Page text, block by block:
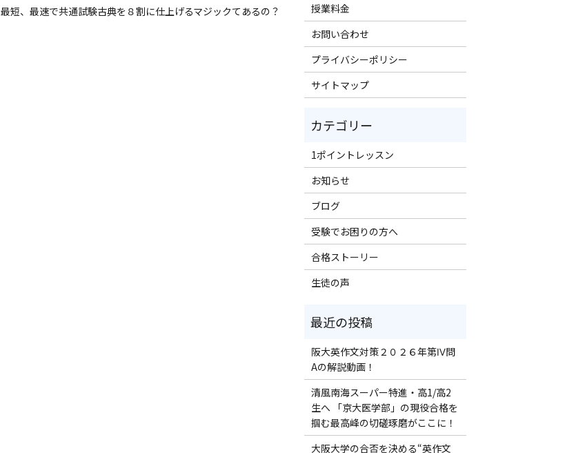
最短、最速で共通試験古典を８割に仕上げるマジックてあるの？
授業料金
お問い合わせ
プライバシーポリシー
サイトマップ
1ポイントレッスン
お知らせ
ブログ
受験でお困りの方へ
合格ストーリー
生徒の声
阪大英作文対策２０２６年第Ⅳ問
Aの解説動画！
清風南海スーパー特進・高1/高2
生へ 「京大医学部」の現役合格を
掴む最高峰の切磋琢磨がここに！
大阪大学の合否を決める“英作文